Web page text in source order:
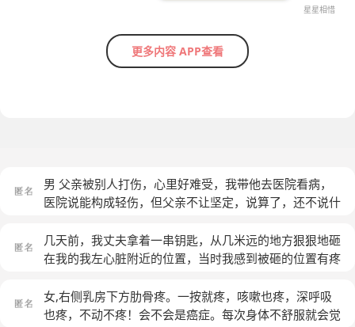
星星相惜
更多内容 APP查看
男 父亲被别人打伤，心里好难受，我带他去医院看病，
医院说能构成轻伤，但父亲不让坚定，说算了，还不说什
下，整个人都垮了，大夫你说我这是有心里疾病了吗(匿
名)
几天前，我丈夫拿着一串钥匙，从几米远的地方狠狠地砸
在我的我左心脏附近的位置，当时我感到被砸的位置有疼
的时候受阻。我不知道第二天的这个左臂膀的疼痛，跟头
一天他砸我有没有关系？(匿名)
女,右侧乳房下方肋骨疼。一按就疼，咳嗽也疼，深呼吸
也疼，不动不疼！会不会是癌症。每次身体不舒服就会觉